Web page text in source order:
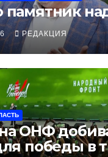
памятник
РЕДАКЦИЯ
ОНФ
победы в